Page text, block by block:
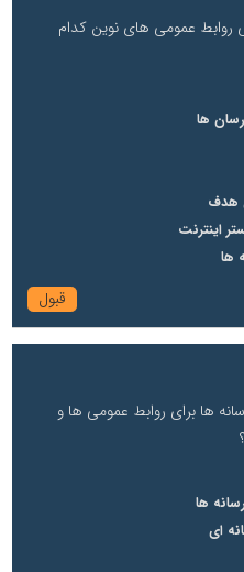
روابط عمومی های نوین کدام
ها
هدف
اینترنت
ها
ها برای روابط عمومی ها و
ها
ای